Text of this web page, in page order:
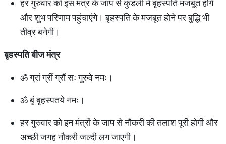
हर गुरुवार को इस मंत्र के जाप से कुंडली में बृहस्पति मजबूत होंगे
और शुभ परिणाम पहुंचाएंगे। बृहस्पति के मजबूत होने पर बुद्धि भी
तीव्र बनेगी।
बृहस्पतिबीजमंत्र
ॐ ग्रां ग्रीं ग्रौं सः गुरुवे नमः।
ॐ बृं बृहस्पतये नमः।
हर गुरुवार को इन मंत्रों के जाप से नौकरी की तलाश पूरी होगी और
अच्छी जगह नौकरी जल्दी लग जाएगी।